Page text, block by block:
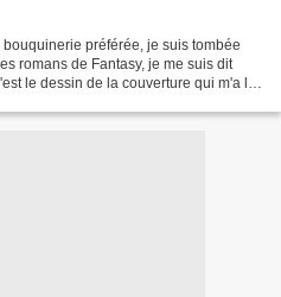
préférée, je suis tombée
romans de Fantasy, je me suis dit
le dessin de la couverture qui m'a le